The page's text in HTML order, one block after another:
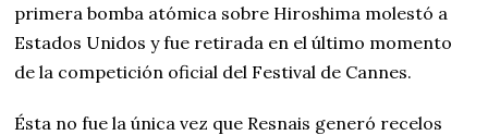
primera bomba atómica sobre Hiroshima molestó a
Estados Unidos y fue retirada en el último momento
de la competición oficial del Festival de Cannes.
Ésta no fue la única vez que Resnais generó recelos